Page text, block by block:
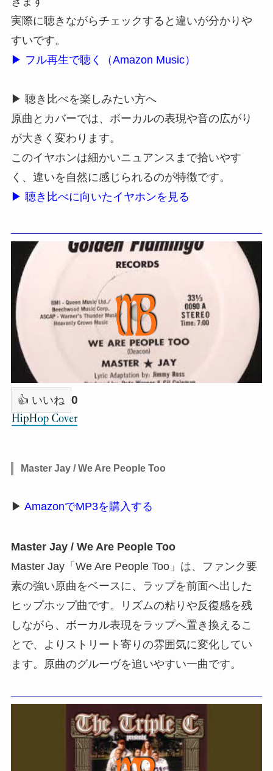
実際に聴きながらチェックすると違いが分かりや
すいです。
▶ フル再生で聴く（Amazon Music）
▶ 聴き比べを楽しみたい方へ
原曲とカバーでは、ボーカルの表現や音の広がり
が大きく変わります。
このイヤホンは細かいニュアンスまで拾いやす
く、違いを自然に感じられるのが特徴です。
▶ 聴き比べに向いたイヤホンを見る
👍 いいね 0
Master Jay / We Are People Too
▶ AmazonでMP3を購入する
Master Jay / We Are People Too
Master Jay「We Are People Too」は、ファンク要
素の強い原曲をベースに、ラップを前面へ出した
ヒップホップ曲です。リズムの粘りや反復感を残
しながら、ボーカル表現をラップへ置き換えるこ
とで、よりストリート寄りの雰囲気に変化してい
ます。原曲のグルーヴを追いやすい一曲です。